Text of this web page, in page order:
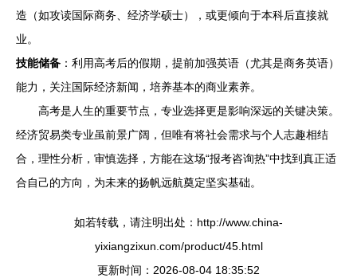
造（如攻读国际商务、经济学硕士），或更倾向于本科后直接就
业。
技能储备 ：利用高考后的假期，提前加强英语（尤其是商务英语）
能力，关注国际经济新闻，培养基本的商业素养。
高考是人生的重要节点，专业选择更是影响深远的关键决策。
经济贸易类专业虽前景广阔，但唯有将社会需求与个人志趣相结
合，理性分析，审慎选择，方能在这场“报考咨询热”中找到真正适
合自己的方向，为未来的扬帆远航奠定坚实基础。
如若转载，请注明出处：http://www.china-
yixiangzixun.com/product/45.html
更新时间：2026-08-04 18:35:52